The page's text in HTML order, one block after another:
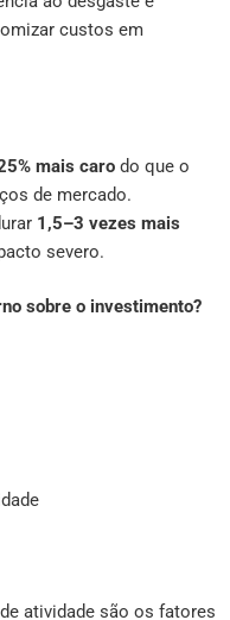
custos em
mais carodo que o
de mercado.
1,5–3 vezes mais
severo.
sobre o investimento?
atividade são os fatores